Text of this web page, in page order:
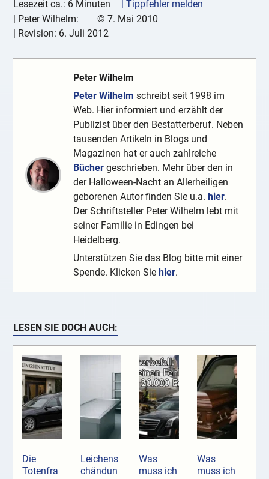
Lesezeit ca.: 6 Minuten
| Tippfehler melden
| Peter Wilhelm: © 7. Mai 2010
| Revision: 6. Juli 2012
Peter Wilhelm
Peter Wilhelm schreibt seit 1998 im
Web. Hier informiert und erzählt der
Publizist über den Bestatterberuf. Neben
tausenden Artikeln in Blogs und
Magazinen hat er auch zahlreiche
Bücher geschrieben. Mehr über den in
der Halloween-Nacht an Allerheiligen
geborenen Autor finden Sie u.a.hier.
Der Schriftsteller Peter Wilhelm lebt mit
seiner Familie in Edingen bei
Heidelberg.
Unterstützen Sie das Blog bitte mit einer
Spende. Klicken Siehier.
LESEN SIE DOCH AUCH:
Die
Totenfra
Leichens
chändun
Was
muss ich
Was
muss ich